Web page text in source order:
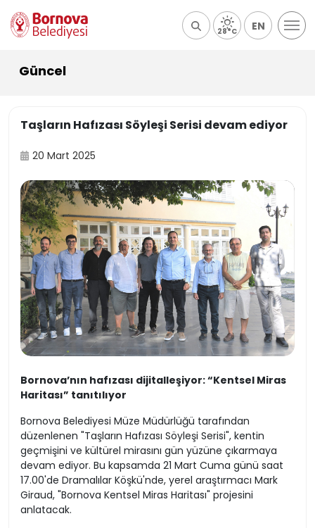
28°C EN
Güncel
Taşların Hafızası Söyleşi Serisi devam ediyor
20 Mart 2025
Bornova’nın hafızası dijitalleşiyor: “Kentsel Miras
Haritası” tanıtılıyor
Bornova Belediyesi Müze Müdürlüğü tarafından
düzenlenen "Taşların Hafızası Söyleşi Serisi", kentin
geçmişini ve kültürel mirasını gün yüzüne çıkarmaya
devam ediyor. Bu kapsamda 21 Mart Cuma günü saat
17.00'de Dramalılar Köşkü'nde, yerel araştırmacı Mark
Giraud, "Bornova Kentsel Miras Haritası" projesini
anlatacak.